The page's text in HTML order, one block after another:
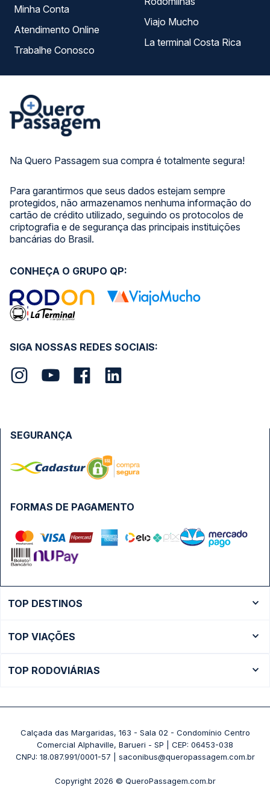
Na Quero Passagem sua compra é totalmente segura!
Para garantirmos que seus dados estejam sempre
protegidos, não armazenamos nenhuma informação do
cartão de crédito utilizado, seguindo os protocolos de
criptografia e de segurança das principais instituições
bancárias do Brasil.
Minha Conta
Atendimento Online
Trabalhe Conosco
Viajo Mucho
La terminal Costa Rica
SIGA NOSSAS REDES SOCIAIS:
CONHEÇA O GRUPO QP:
FORMAS DE PAGAMENTO
SEGURANÇA
TOP DESTINOS
Ônibus São Paulo
TOP VIAÇÕES
Passagens Pássaro Marron
+ Viações
TOP RODOVIÁRIAS
Rodoviária Belo Horizonte - Gov. Israel Pinheiro (Tergip)
Rodoviária Curitiba
+ Rodoviárias
Calçada das Margaridas, 163 - Sala 02 - Condomínio Centro
Comercial Alphaville, Barueri - SP | CEP: 06453-038
CNPJ: 18.087.991/0001-57 | saconibus@queropassagem.com.br
Copyright 2026 © QueroPassagem.com.br